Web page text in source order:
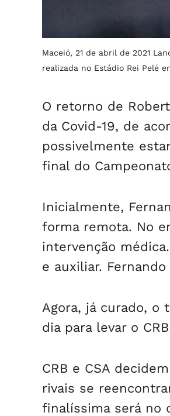
Maceió, 21 de abril de 2021
realizada no Estádio Rei Pelé
O retorno de
da Covid-19, de
possivelmente
final do
Inicialmente,
forma remota. No
intervenção
e auxiliar. Fernando
Agora, já curado, o
dia para levar o
CRB e CSA
rivais se
finalíssima será no